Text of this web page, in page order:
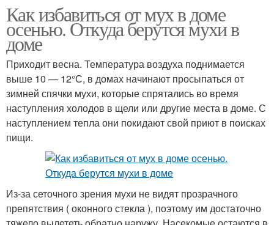
Как избавиться от мух в доме
осенью. Откуда берутся мухи в
доме
Приходит весна. Температура воздуха поднимается
выше 10 — 12°С, в домах начинают просыпаться от
зимней спячки мухи, которые спрятались во время
наступления холодов в щели или другие места в доме. С
наступлением тепла они покидают свой приют в поисках
пищи.
Из-за сеточного зрения мухи не видят прозрачного
препятствия ( оконного стекла ), поэтому им достаточно